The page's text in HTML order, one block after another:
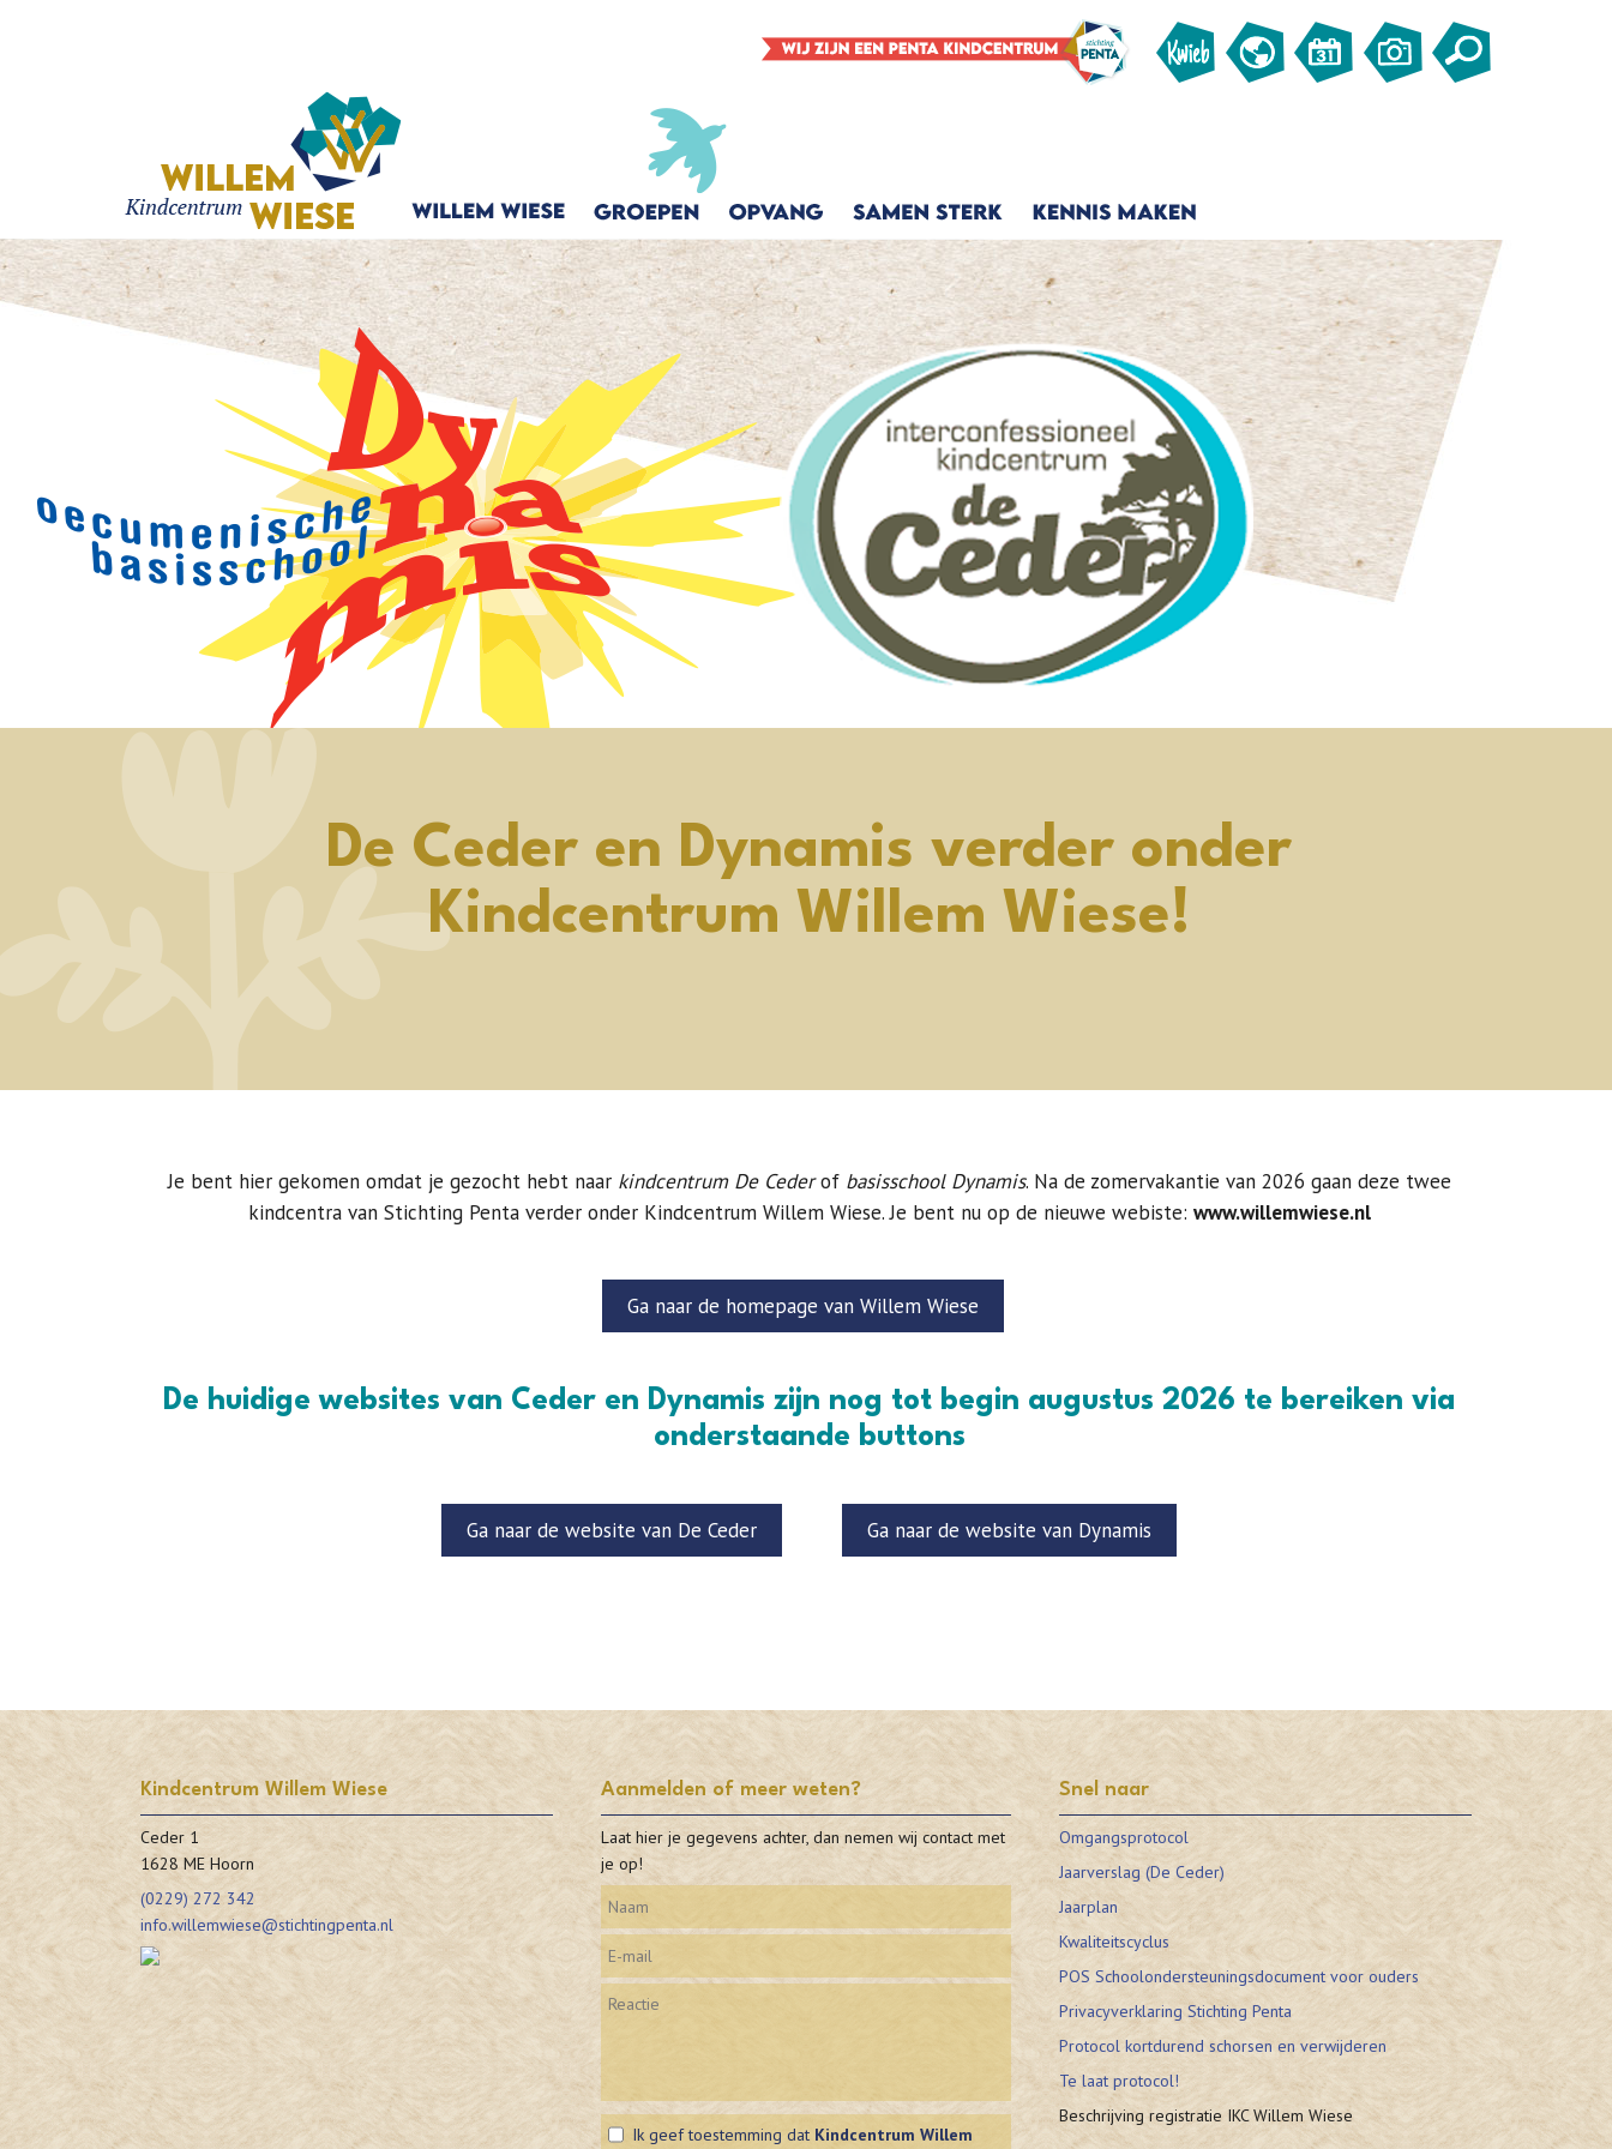
De Ceder en Dynamis verder onder
Kindcentrum Willem Wiese!
Je bent hier gekomen omdat je gezocht hebt naar kindcentrum De Cederof basisschool Dynamis. Na de zomervakantie van 2026 gaan deze twee
kindcentra van Stichting Penta verder onder Kindcentrum Willem Wiese. Je bent nu op de nieuwe webiste: www.willemwiese.nl
Ga naar de homepage van Willem Wiese
De huidige websites van Ceder en Dynamis zijn nog tot begin augustus 2026 te bereiken via
onderstaande buttons
Ga naar de website van De Ceder Ga naar de website van Dynamis
Kindcentrum Willem Wiese
Ceder 1
1628 ME Hoorn
(0229) 272 342
info.willemwiese@stichtingpenta.nl
Aanmelden of meer weten?
Laat hier je gegevens achter, dan nemen wij contact met
je op!
Ik geef toestemming dat Kindcentrum Willem
Snel naar
Omgangsprotocol
Jaarverslag (De Ceder)
Jaarplan
Kwaliteitscyclus
POS Schoolondersteuningsdocument voor ouders
Privacyverklaring Stichting Penta
Protocol kortdurend schorsen en verwijderen
Te laat protocol!
Beschrijving registratie IKC Willem Wiese